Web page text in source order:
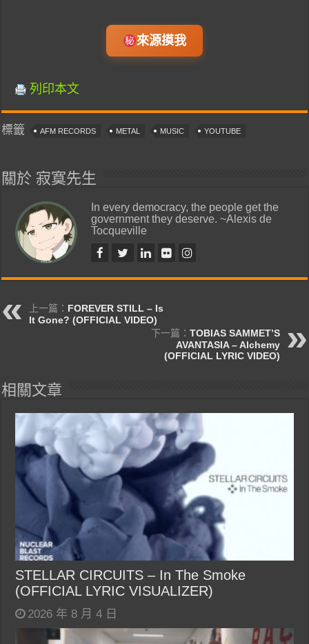
來源摸我
列印本文
標籤 AFM RECORDS METAL MUSIC YOUTUBE
關於 寂寞先生
In every democracy, the people get the
government they deserve. ~Alexis de
Tocqueville
上一篇： FOREVER STILL – Is
It Gone? (OFFICIAL VIDEO)
下一篇： TOBIAS SAMMET’S
AVANTASIA – Alchemy
(OFFICIAL LYRIC VIDEO)
相關文章
STELLAR CIRCUITS – In The Smoke
(OFFICIAL LYRIC VISUALIZER)
2026 年 8 月 4 日